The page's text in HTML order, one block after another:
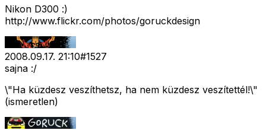
Nikon D300 :)
http://www.flickr.com/photos/goruckdesign
2008.09.17. 21:10#1527
sajna :/
\"Ha küzdesz veszíthetsz, ha nem küzdesz veszítettél!\"
(ismeretlen)